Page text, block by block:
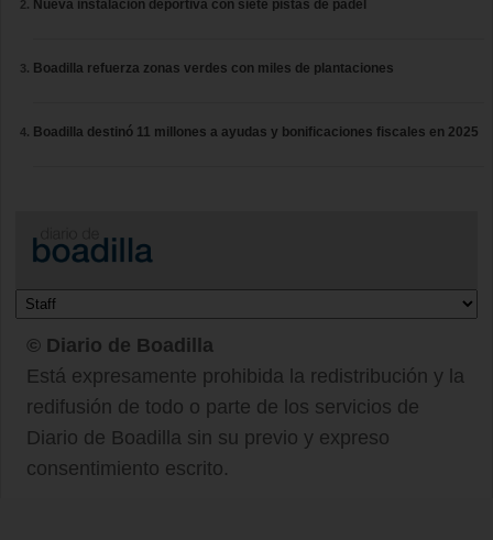
Nueva instalación deportiva con siete pistas de pádel
Boadilla refuerza zonas verdes con miles de plantaciones
Boadilla destinó 11 millones a ayudas y bonificaciones fiscales en 2025
© Diario de Boadilla
Está expresamente prohibida la redistribución y la
redifusión de todo o parte de los servicios de
Diario de Boadilla sin su previo y expreso
consentimiento escrito.